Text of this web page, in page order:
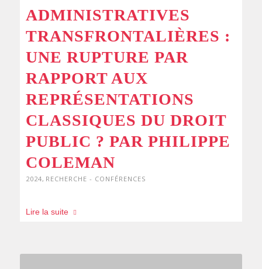
ADMINISTRATIVES
TRANSFRONTALIÈRES :
UNE RUPTURE PAR
RAPPORT AUX
REPRÉSENTATIONS
CLASSIQUES DU DROIT
PUBLIC ? PAR PHILIPPE
COLEMAN
2024, RECHERCHE - CONFÉRENCES
Lire la suite